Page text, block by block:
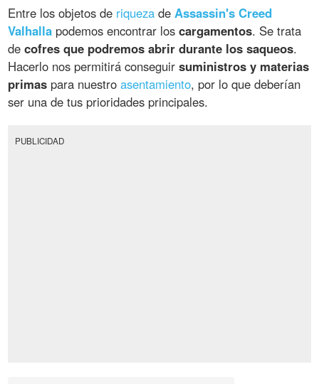
Entre los objetos de riqueza deAssassin's Creed
Valhalla podemos encontrar loscargamentos. Se trata
decofres que podremos abrir durante los saqueos.
Hacerlo nos permitirá conseguirsuministros y materias
primas para nuestroasentamiento, por lo que deberían
ser una de tus prioridades principales.
PUBLICIDAD